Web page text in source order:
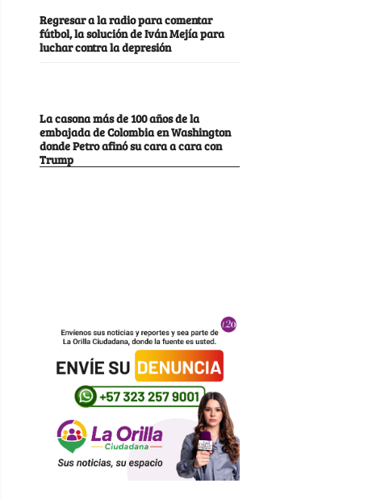
Regresar a la radio para comentar
fútbol, la solución de Iván Mejía para
luchar contra la depresión
La casona más de 100 años de la
embajada de Colombia en Washington
donde Petro afinó su cara a cara con
Trump